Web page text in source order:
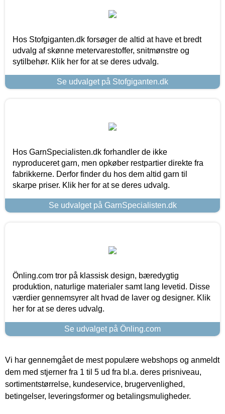
Hos Stofgiganten.dk forsøger de altid at have et bredt
udvalg af skønne metervarestoffer, snitmønstre og
sytilbehør. Klik her for at se deres udvalg.
Se udvalget på Stofgiganten.dk
Hos GarnSpecialisten.dk forhandler de ikke
nyproduceret garn, men opkøber restpartier direkte fra
fabrikkerne. Derfor finder du hos dem altid garn til
skarpe priser. Klik her for at se deres udvalg.
Se udvalget på GarnSpecialisten.dk
Önling.com tror på klassisk design, bæredygtig
produktion, naturlige materialer samt lang levetid. Disse
værdier gennemsyrer alt hvad de laver og designer. Klik
her for at se deres udvalg.
Se udvalget på Önling.com
Vi har gennemgået de mest populære webshops og anmeldt
dem med stjerner fra 1 til 5 ud fra bl.a. deres prisniveau,
sortimentstørrelse, kundeservice, brugervenlighed,
betingelser, leveringsformer og betalingsmuligheder.